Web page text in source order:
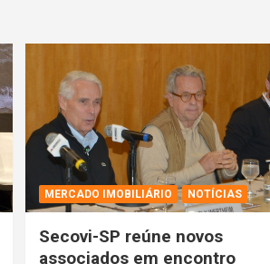
MERCADO IMOBILIÁRIO NOTÍCIAS
Secovi-SP reúne novos
associados em encontro